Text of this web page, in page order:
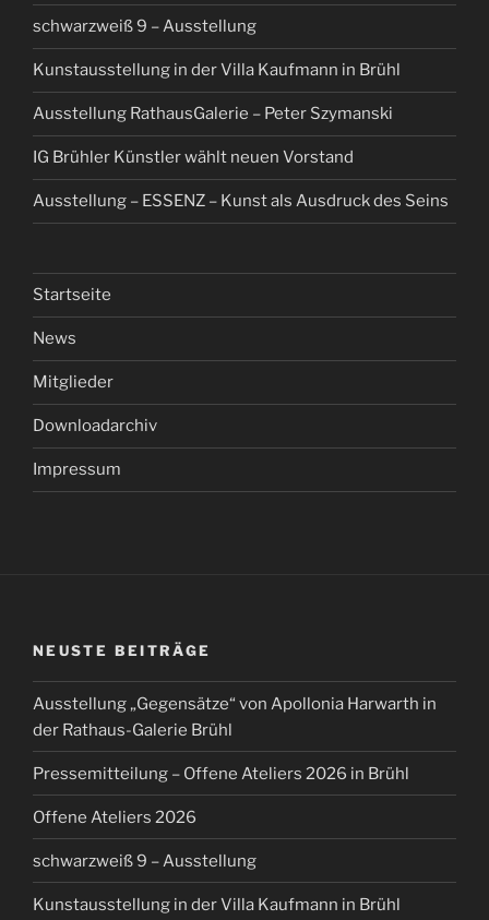
schwarzweiß 9 – Ausstellung
Kunstausstellung in der Villa Kaufmann in Brühl
Ausstellung RathausGalerie – Peter Szymanski
IG Brühler Künstler wählt neuen Vorstand
Ausstellung – ESSENZ – Kunst als Ausdruck des Seins
Startseite
News
Mitglieder
Downloadarchiv
Impressum
NEUSTE BEITRÄGE
Ausstellung „Gegensätze“ von Apollonia Harwarth in
der Rathaus-Galerie Brühl
Pressemitteilung – Offene Ateliers 2026 in Brühl
Offene Ateliers 2026
schwarzweiß 9 – Ausstellung
Kunstausstellung in der Villa Kaufmann in Brühl